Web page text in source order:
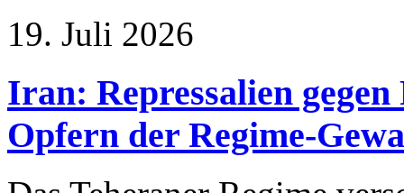
19. Juli 2026
Iran: Repressalien
Opfern der Regime-